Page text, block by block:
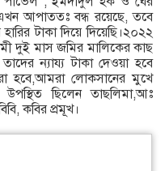
আপাততঃ বন্ধ রয়েছে, তবে
টাকা দিয়ে দিয়েছি।২০২২
দুই মাস জমির মালিকের কাছ
ন্যায্য টাকা দেওয়া হবে
হবে,আমরা লোকসানের মুখে
ছিলেন তাছলিমা,আঃ
কবির প্রমূখ।